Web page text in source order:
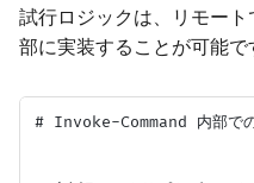
試行ロジックは、リモート
部に実装することが可能で
# Invoke-Command 内部での